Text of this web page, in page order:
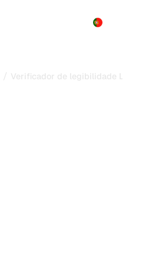
/ Verificador de legibilidade LLM